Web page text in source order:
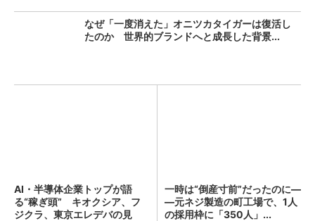
なぜ「一度消えた」オニツカタイガーは復活し
たのか 世界的ブランドへと成長した背景...
AI・半導体企業トップが語
る“稼ぎ頭” キオクシア、フ
ジクラ、東京エレデバの見
一時は“倒産寸前”だったのに―
―元ネジ製造の町工場で、1人
の採用枠に「350人」...